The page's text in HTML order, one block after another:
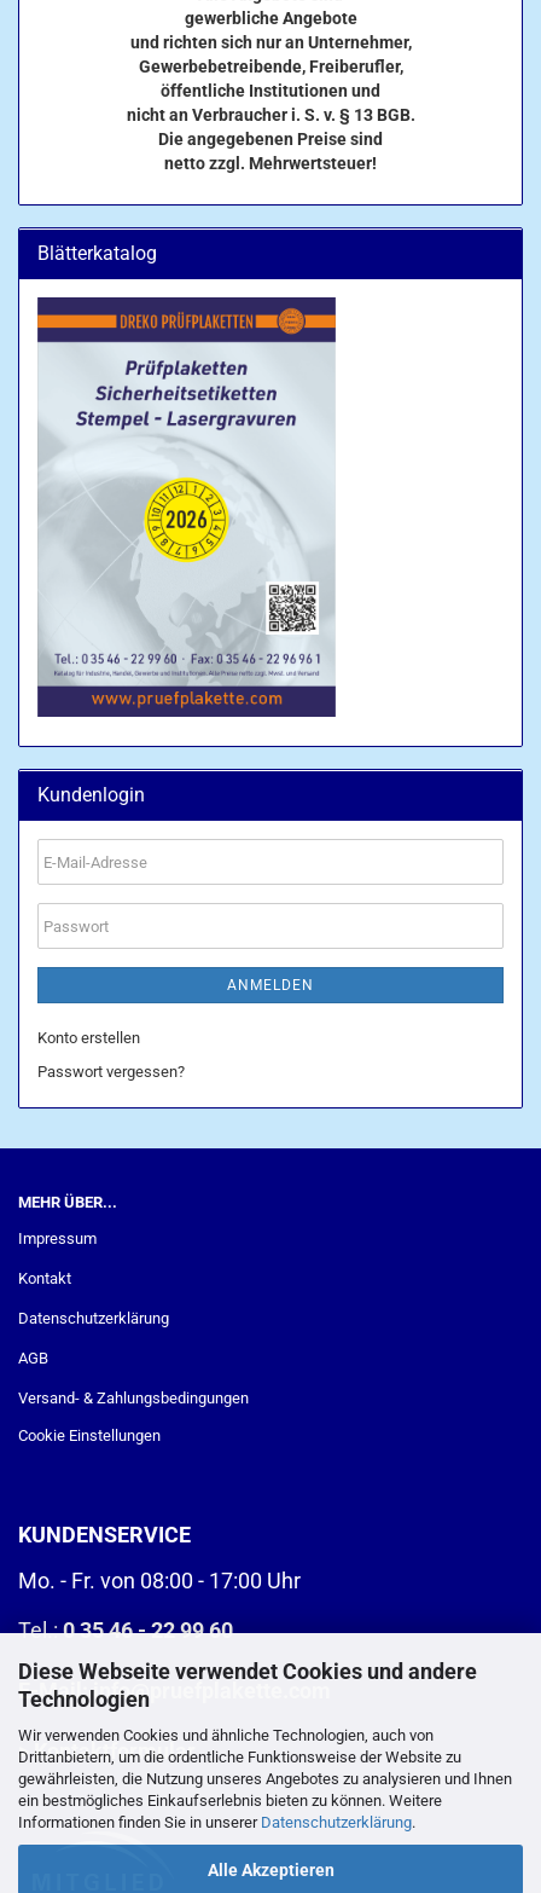
Diese Webseite verwendet Cookies und andere
Technologien
Wir verwenden Cookies und ähnliche Technologien, auch von
Drittanbietern, um die ordentliche Funktionsweise der Website zu
gewährleisten, die Nutzung unseres Angebotes zu analysieren und Ihnen
ein bestmögliches Einkaufserlebnis bieten zu können. Weitere
Informationen finden Sie in unserer Datenschutzerklärung.
Alle Akzeptieren
gewerbliche Angebote
und richten sich nur an Unternehmer,
Gewerbebetreibende, Freiberufler,
öffentliche Institutionen und
nicht an Verbraucher i. S. v. § 13 BGB.
Die angegebenen Preise sind
netto zzgl. Mehrwertsteuer!
Blätterkatalog
Kundenlogin
E-
Mail-
Adresse
Passwort
ANMELDEN
Konto erstellen
Passwort vergessen?
MEHR ÜBER...
Impressum
Kontakt
Datenschutzerklärung
AGB
Versand- & Zahlungsbedingungen
Cookie Einstellungen
KUNDENSERVICE
Mo. - Fr. von 08:00 - 17:00 Uhr
Tel.:0 35 46 - 22 99 60
E-Mail:info@pruefplakette.com
>Kontaktformular